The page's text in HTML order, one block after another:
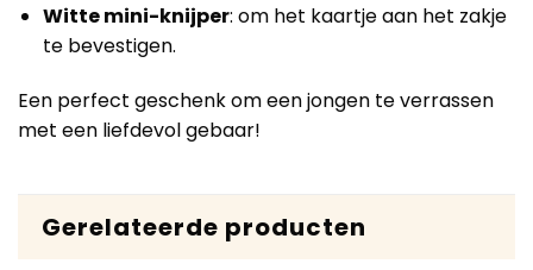
Witte mini-knijper: om het kaartje aan het zakje
te bevestigen.
Een perfect geschenk om een jongen te verrassen
met een liefdevol gebaar!
Gerelateerde producten